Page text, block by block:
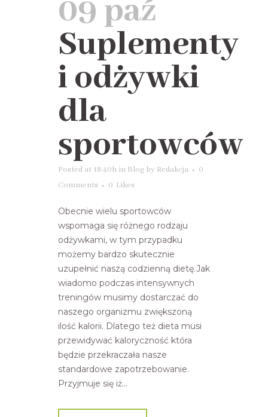
09 paź
Suplementy
i odżywki
dla
sportowców
Posted at 18:40h in Blog by Redakcja
0
Comments
0 Likes
Obecnie wielu sportowców
wspomaga się różnego rodzaju
odżywkami, w tym przypadku
możemy bardzo skutecznie
uzupełnić naszą codzienną dietę.Jak
wiadomo podczas intensywnych
treningów musimy dostarczać do
naszego organizmu zwiększoną
ilość kalorii. Dlatego też dieta musi
przewidywać kaloryczność która
będzie przekraczała nasze
standardowe zapotrzebowanie.
Przyjmuje się iż...